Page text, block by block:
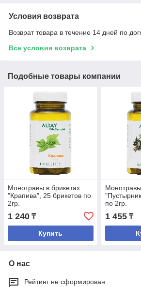
Условия возврата
Возврат товара в течение 14 дней по
Все условия возврата
Подобные товары компании
Монотравы в брикетах
"Крапива", 25 брикетов по
2гр.
1 240 ₸
Купить
по 2гр.
1 455₸
О нас
Рейтинг не сформирован